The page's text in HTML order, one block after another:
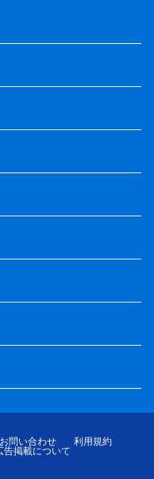
お問い合わせ
利用規約
告掲載について